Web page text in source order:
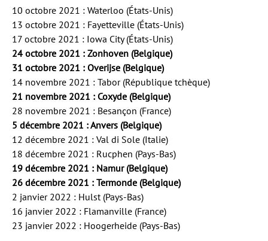
10 octobre 2021 : Waterloo (États-Unis)
13 octobre 2021 : Fayetteville (États-Unis)
17 octobre 2021 : Iowa City (États-Unis)
24 octobre 2021 : Zonhoven (Belgique)
31 octobre 2021 : Overijse (Belgique)
14 novembre 2021 : Tabor (République tchèque)
21 novembre 2021 : Coxyde (Belgique)
28 novembre 2021 : Besançon (France)
5 décembre 2021 : Anvers (Belgique)
12 décembre 2021 : Val di Sole (Italie)
18 décembre 2021 : Rucphen (Pays-Bas)
19 décembre 2021 : Namur (Belgique)
26 décembre 2021 : Termonde (Belgique)
2 janvier 2022 : Hulst (Pays-Bas)
16 janvier 2022 : Flamanville (France)
23 janvier 2022 : Hoogerheide (Pays-Bas)